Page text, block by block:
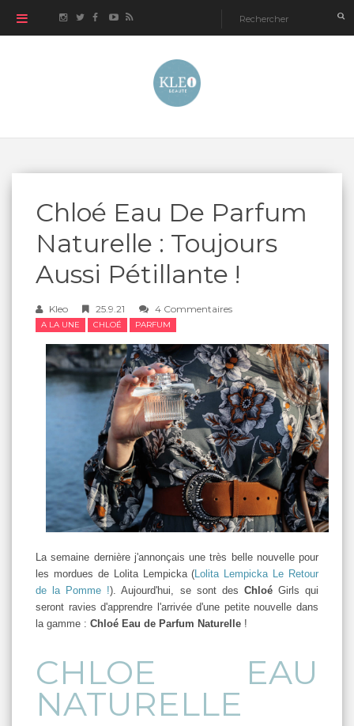
Chloé Eau De Parfum
Naturelle : Toujours
Aussi Pétillante !
Kleo 25.9.21 4 Commentaires
A LA UNE CHLOÉ PARFUM
La semaine dernière j'annonçais une très belle nouvelle pour
les mordues de Lolita Lempicka (Lolita Lempicka Le Retour
de la Pomme !). Aujourd'hui, se sont des Chloé Girls qui
seront ravies d'apprendre l'arrivée d'une petite nouvelle dans
la gamme : Chloé Eau de Parfum Naturelle !
CHLOE EAU
NATURELLE